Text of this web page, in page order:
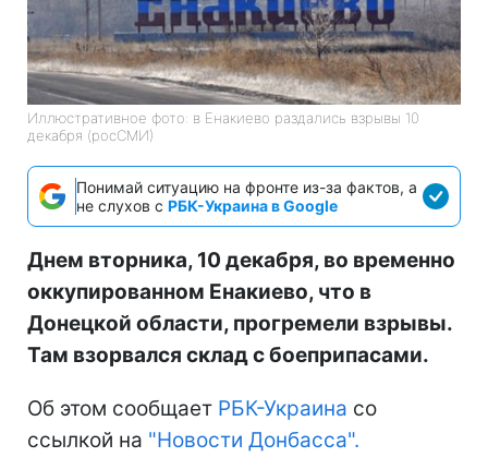
Иллюстративное фото: в Енакиево раздались взрывы 10
декабря (росСМИ)
Понимай ситуацию на фронте из-за фактов, а
не слухов с РБК-Украина в Google
Днем вторника, 10 декабря, во временно
оккупированном Енакиево, что в
Донецкой области, прогремели взрывы.
Там взорвался склад с боеприпасами.
Об этом сообщает РБК-Украина со
ссылкой на "Новости Донбасса".